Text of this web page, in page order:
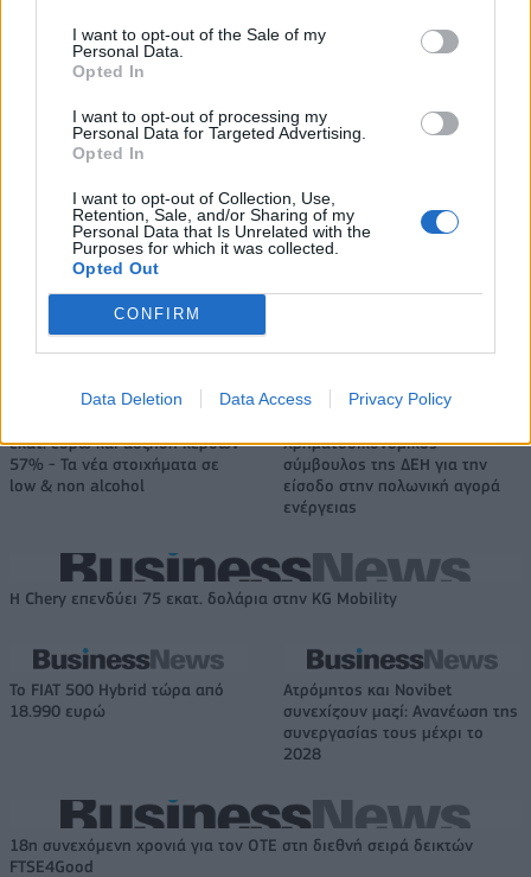
I want to opt-out of the Sale of my
Personal Data.
Opted In
I want to opt-out of processing my
Personal Data for Targeted Advertising.
Opted In
I want to opt-out of Collection, Use,
Retention, Sale, and/or Sharing of my
Personal Data that Is Unrelated with the
Purposes for which it was collected.
Opted Out
CONFIRM
Data Deletion Data Access Privacy Policy
Νέο Audi A2 e-tron με στόχο την κορυφή της αποδοτικότητας
Εθνική Νεανίδων: Απέναντι
στην Ισλανδία για την 5η θέση
στο Ευρωμπάσκετ (live stream)
Η Κέλσι Μίτσελ έγραψε ιστορία
Σικάγο (vids)
Ελληνική Αναπτυξιακή Τράπεζα: Με «προίκα» 2 δισ. ευρώ ανοίγει
δρόμο για δάνεια έως 5 δισ. σε μικρομεσαίες
εκατ. ευρώ και αύξηση κερδών
57% - Τα νέα στοιχήματα σε
low & non alcohol
Χρηματοοικονομικός
σύμβουλος της ΔΕΗ για την
είσοδο στην πολωνική αγορά
ενέργειας
Η Chery επενδύει 75 εκατ. δολάρια στην KG Mobility
Το FIAT 500 Hybrid τώρα από
18.990 ευρώ
Ατρόμητος και Novibet
συνεχίζουν μαζί: Ανανέωση της
συνεργασίας τους μέχρι το
2028
18η συνεχόμενη χρονιά για τον ΟΤΕ στη διεθνή σειρά δεικτών
FTSE4Good